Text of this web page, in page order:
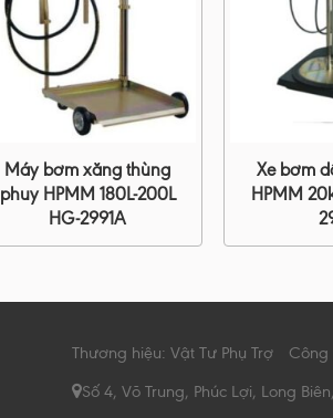
Máy bơm xăng thùng
phuy HPMM 180L-200L
HG-2991A
Xe bơm
HPMM
Thương hiệu: Vật Tư Phụ Trợ
Công
Số 4, Võ Trung, Phúc Lợi, Long